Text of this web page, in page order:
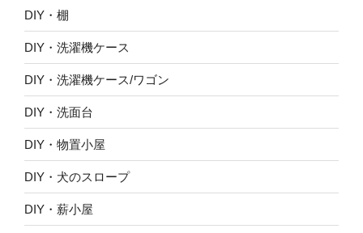
DIY・棚
DIY・洗濯機ケース
DIY・洗濯機ケース/ワゴン
DIY・洗面台
DIY・物置小屋
DIY・犬のスロープ
DIY・薪小屋